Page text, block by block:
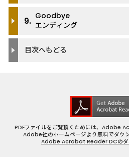
9. Goodbye
エンディング
目次へもどる
PDFファイルをご覧頂くためには、Adobe
Adobe社のホームページより無料でダウ
Adobe Acrobat Reader DCのダ